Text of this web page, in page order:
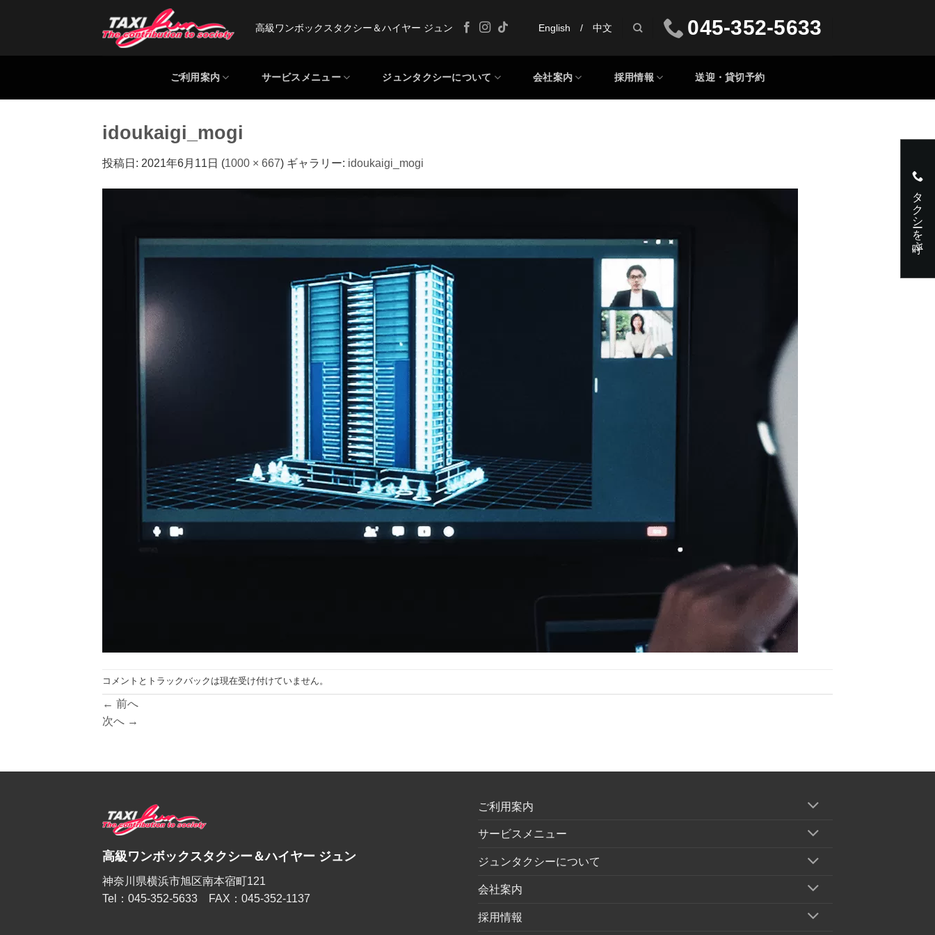
高級ワンボックスタクシー＆ハイヤー ジュン English / 中文 045-352-5633
ご利用案内 サービスメニュー ジュンタクシーについて 会社案内 採用情報 送迎・貸切予約
idoukaigi_mogi
投稿日: 2021年6月11日 (1000 × 667) ギャラリー: idoukaigi_mogi
コメントとトラックバックは現在受け付けていません。
← 前へ
次へ →
タクシーを呼ぶ
高級ワンボックスタクシー＆ハイヤー ジュン
神奈川県横浜市旭区南本宿町121
Tel：045-352-5633 FAX：045-352-1137
ご利用案内
サービスメニュー
ジュンタクシーについて
会社案内
採用情報